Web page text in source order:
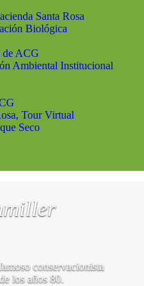
Santa Rosa
Biológica
de ACG
Ambiental Institucional
Tour Virtual
Seco
conservacionista
los años 80.